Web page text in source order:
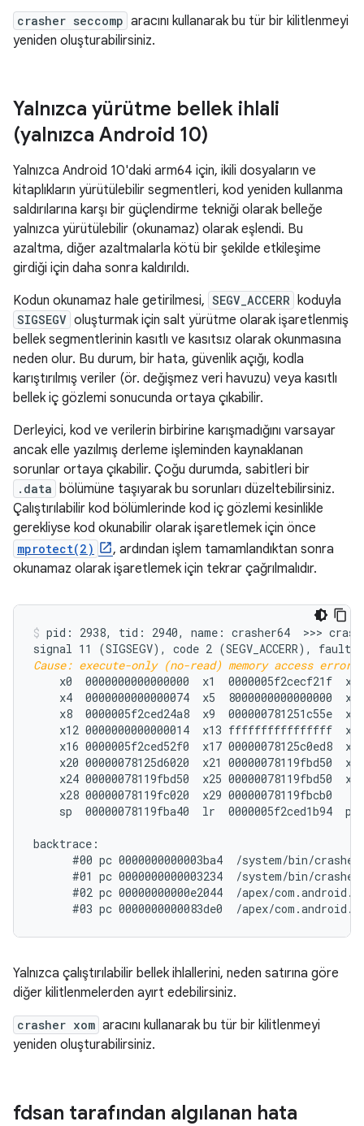
crasher seccomp aracını kullanarak bu tür bir kilitlenmeyi
yeniden oluşturabilirsiniz.
Yalnızca yürütme bellek ihlali
(yalnızca Android 10)
Yalnızca Android 10'daki arm64 için, ikili dosyaların ve
kitaplıkların yürütülebilir segmentleri, kod yeniden kullanma
saldırılarına karşı bir güçlendirme tekniği olarak belleğe
yalnızca yürütülebilir (okunamaz) olarak eşlendi. Bu
azaltma, diğer azaltmalarla kötü bir şekilde etkileşime
girdiği için daha sonra kaldırıldı.
Kodun okunamaz hale getirilmesi, SEGV_ACCERR koduyla
SIGSEGV oluşturmak için salt yürütme olarak işaretlenmiş
bellek segmentlerinin kasıtlı ve kasıtsız olarak okunmasına
neden olur. Bu durum, bir hata, güvenlik açığı, kodla
karıştırılmış veriler (ör. değişmez veri havuzu) veya kasıtlı
bellek iç gözlemi sonucunda ortaya çıkabilir.
Derleyici, kod ve verilerin birbirine karışmadığını varsayar
ancak elle yazılmış derleme işleminden kaynaklanan
sorunlar ortaya çıkabilir. Çoğu durumda, sabitleri bir
.data bölümüne taşıyarak bu sorunları düzeltebilirsiniz.
Çalıştırılabilir kod bölümlerinde kod iç gözlemi kesinlikle
gerekliyse kod okunabilir olarak işaretlemek için önce
mprotect(2)
, ardından işlem tamamlandıktan sonra
okunamaz olarak işaretlemek için tekrar çağrılmalıdır.
pid: 2938, tid: 2940, name: crasher64  >>>
Cause: execute-only (no-read) memory access
x0  0000000000000000  x1  0000005f2cecf21f
x4  0000000000000074  x5  8000000000000000
x8  0000005f2ced24a8  x9  000000781251c55e
x12 0000000000000014  x13 ffffffffffffffff
x16 0000005f2ced52f0  x17 00000078125c0ed8
x20 00000078125d6020  x21 00000078119fbd50
x24 00000078119fbd50  x25 00000078119fbd50
    x28 00000078119fc020  x29 00000078119fbcb0
sp  00000078119fba40  lr  0000005f2ced1b94  pc
backtrace:
#00 pc 0000000000003ba4  /system/bin/
#01 pc 0000000000003234  /system/bin/
#02 pc 00000000000e2044  /apex/
Yalnızca çalıştırılabilir bellek ihlallerini, neden satırına göre
diğer kilitlenmelerden ayırt edebilirsiniz.
crasher xom aracını kullanarak bu tür bir kilitlenmeyi
yeniden oluşturabilirsiniz.
fdsan tarafından algılanan hata